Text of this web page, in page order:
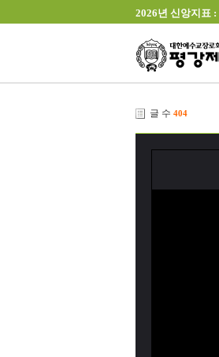
2026년 신앙지표 :
글 수 404